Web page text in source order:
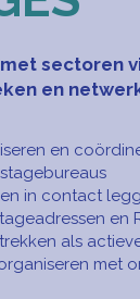
sectoren
en
en
in contact
en
als
met